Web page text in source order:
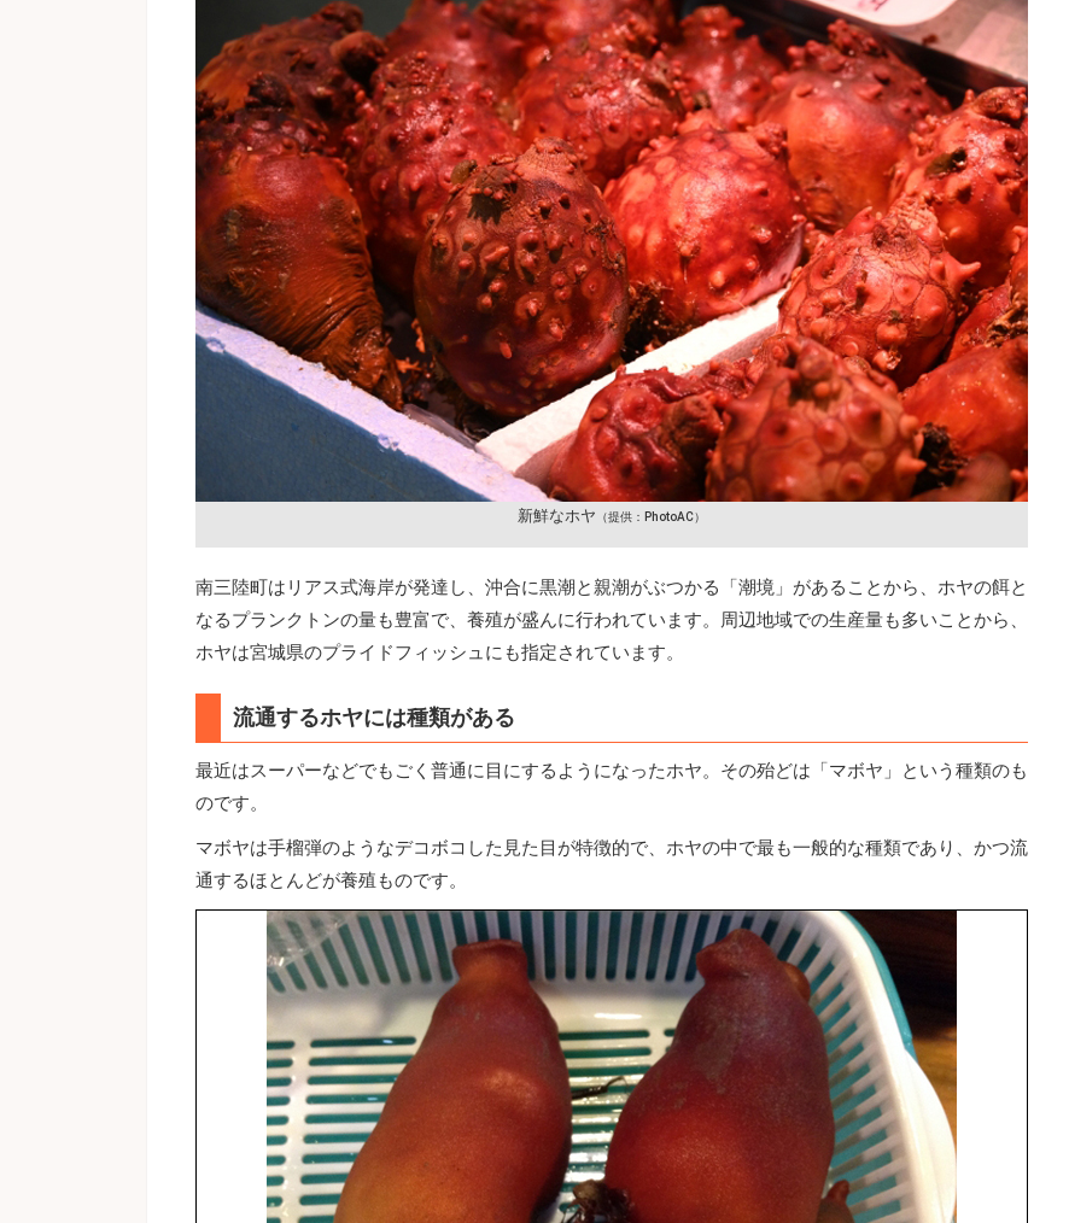
新鮮なホヤ （提供：PhotoAC）
南三陸町はリアス式海岸が発達し、沖合に黒潮と親潮がぶつかる「潮境」があることから、ホヤの餌と
なるプランクトンの量も豊富で、養殖が盛んに行われています。周辺地域での生産量も多いことから、
ホヤは宮城県のプライドフィッシュにも指定されています。
流通するホヤには種類がある
最近はスーパーなどでもごく普通に目にするようになったホヤ。その殆どは「マボヤ」という種類のも
のです。
マボヤは手榴弾のようなデコボコした見た目が特徴的で、ホヤの中で最も一般的な種類であり、かつ流
通するほとんどが養殖ものです。